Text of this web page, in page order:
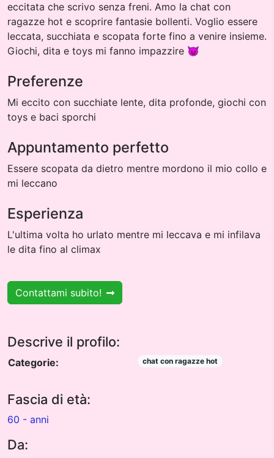
eccitata che scrivo senza freni. Amo la chat con
ragazze hot e scoprire fantasie bollenti. Voglio essere
leccata, succhiata e scopata forte fino a venire insieme.
Giochi, dita e toys mi fanno impazzire 😈
Preferenze
Mi eccito con succhiate lente, dita profonde, giochi con
toys e baci sporchi
Appuntamento perfetto
Essere scopata da dietro mentre mordono il mio collo e
mi leccano
Esperienza
L'ultima volta ho urlato mentre mi leccava e mi infilava
le dita fino al climax
Contattami subito!
Descrive il profilo:
Categorie: chat con ragazze hot
Fascia di età:
60 - anni
Da: